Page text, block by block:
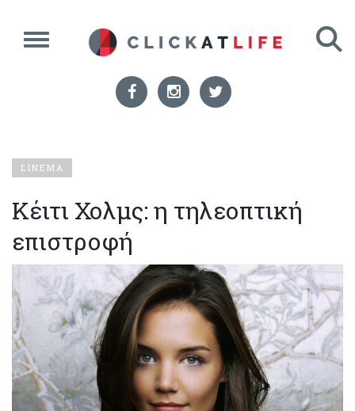
ΣΙΝΕΜΑ
Κέιτι Χολμς: η τηλεοπτική
επιστροφή